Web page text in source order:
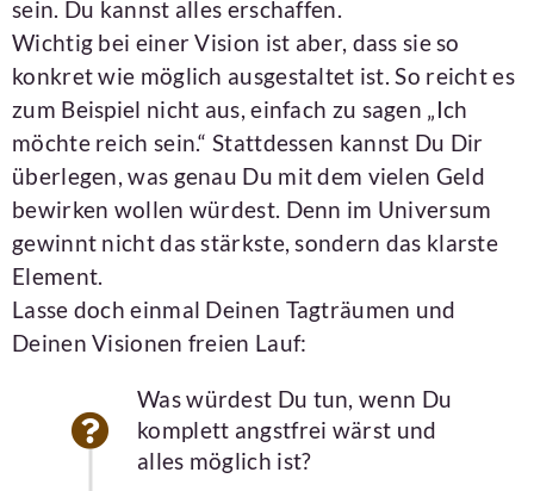
sein. Du kannst alles erschaffen.
Wichtig bei einer Vision ist aber, dass sie so
konkret wie möglich ausgestaltet ist. So reicht es
zum Beispiel nicht aus, einfach zu sagen „Ich
möchte reich sein.“ Stattdessen kannst Du Dir
überlegen, was genau Du mit dem vielen Geld
bewirken wollen würdest. Denn im Universum
gewinnt nicht das stärkste, sondern das klarste
Element.
Lasse doch einmal Deinen Tagträumen und
Deinen Visionen freien Lauf:
Was würdest Du tun, wenn Du
komplett angstfrei wärst und
alles möglich ist?